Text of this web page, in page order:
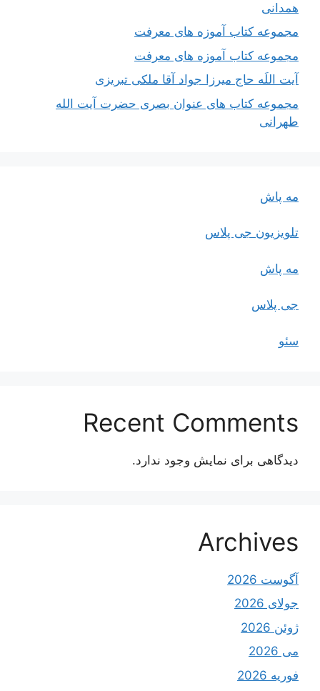
همدانی
مجموعه کتاب آموزه های معرفت
مجموعه کتاب آموزه های معرفت
آیت اللَه حاج میرزا جواد آقا ملکی تبریزی
مجموعه کتاب های عنوان بصری حضرت آیت الله
طهرانی
مه پاش
تلویزیون جی پلاس
مه پاش
جی پلاس
سئو
Recent Comments
دیدگاهی برای نمایش وجود ندارد.
Archives
آگوست 2026
جولای 2026
ژوئن 2026
می 2026
فوریه 2026